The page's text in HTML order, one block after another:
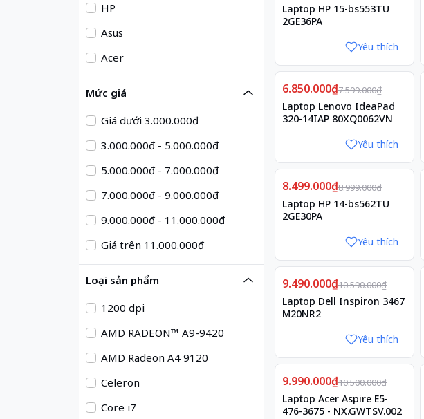
HP
Asus
Acer
Mức giá
Giá dưới 3.000.000đ
3.000.000đ - 5.000.000đ
5.000.000đ - 7.000.000đ
7.000.000đ - 9.000.000đ
9.000.000đ - 11.000.000đ
Giá trên 11.000.000đ
Loại sản phẩm
1200 dpi
AMD RADEON™ A9-9420
AMD Radeon A4 9120
Celeron
Core i7
Laptop HP 15-bs553TU
2GE36PA
Yêu thích
Giảm10%
6.850.000₫7.599.000₫
Laptop Lenovo IdeaPad
320-14IAP 80XQ0062VN
Yêu thích
Giảm6%
8.499.000₫8.999.000₫
Laptop HP 14-bs562TU
2GE30PA
Yêu thích
Giảm10%
9.490.000₫10.590.000₫
Laptop Dell Inspiron 3467
M20NR2
Yêu thích
Giảm5%
9.990.000₫10.500.000₫
Laptop Acer Aspire E5-
476-3675 - NX.GWTSV.002